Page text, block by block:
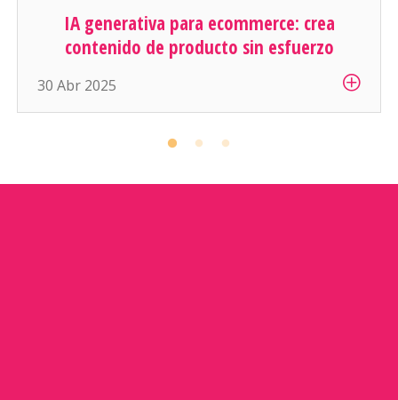
pesadas (y aburridas) es: escribir descripciones
atractivas y conseguir buenas fotos para cada
artículo. Y si manejas cientos o miles de
productos… es simplemente inhumano […]
IA generativa para ecommerce: crea
contenido de producto sin esfuerzo
30 Abr 2025